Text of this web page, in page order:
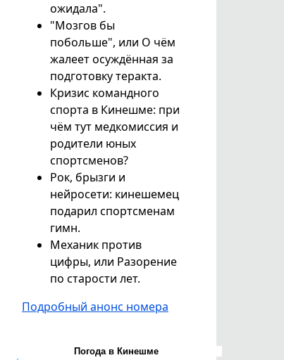
ожидала".
"Мозгов бы
побольше", или О чём
жалеет осуждённая за
подготовку теракта.
Кризис командного
спорта в Кинешме: при
чём тут медкомиссия и
родители юных
спортсменов?
Рок, брызги и
нейросети: кинешемец
подарил спортсменам
гимн.
Механик против
цифры, или Разорение
по старости лет.
Подробный анонс номера
Погода в Кинешме